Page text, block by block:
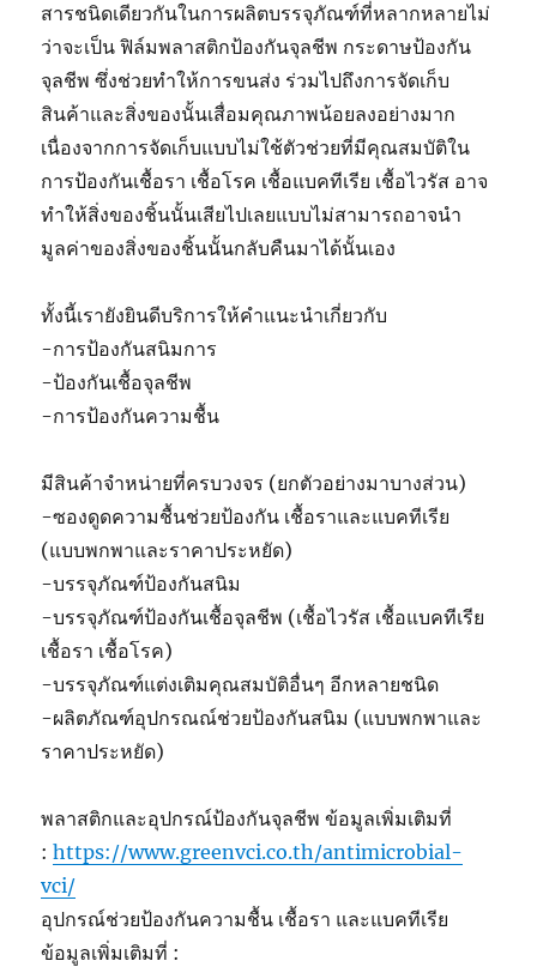
สารชนิดเดียวกันในการผลิตบรรจุภัณฑ์ที่หลากหลายไม่
ว่าจะเป็น ฟิล์มพลาสติกป้องกันจุลชีพ กระดาษป้องกัน
จุลชีพ ซึ่งช่วยทำให้การขนส่ง ร่วมไปถึงการจัดเก็บ
สินค้าและสิ่งของนั้นเสื่อมคุณภาพน้อยลงอย่างมาก
เนื่องจากการจัดเก็บแบบไม่ใช้ตัวช่วยที่มีคุณสมบัติใน
การป้องกันเชื้อรา เชื้อโรค เชื้อแบคทีเรีย เชื้อไวรัส อาจ
ทำให้สิ่งของชิ้นนั้นเสียไปเลยแบบไม่สามารถอาจนำ
มูลค่าของสิ่งของชิ้นนั้นกลับคืนมาได้นั้นเอง
ทั้งนี้เรายังยินดีบริการให้คำแนะนำเกี่ยวกับ
-การป้องกันสนิมการ
-ป้องกันเชื้อจุลชีพ
-การป้องกันความชื้น
มีสินค้าจำหน่ายที่ครบวงจร (ยกตัวอย่างมาบางส่วน)
-ซองดูดความชื้นช่วยป้องกัน เชื้อราและแบคทีเรีย
(แบบพกพาและราคาประหยัด)
-บรรจุภัณฑ์ป้องกันสนิม
-บรรจุภัณฑ์ป้องกันเชื้อจุลชีพ (เชื้อไวรัส เชื้อแบคทีเรีย
เชื้อรา เชื้อโรค)
-บรรจุภัณฑ์แต่งเติมคุณสมบัติอื่นๆ อีกหลายชนิด
-ผลิตภัณฑ์อุปกรณณ์ช่วยป้องกันสนิม (แบบพกพาและ
ราคาประหยัด)
พลาสติกและอุปกรณ์ป้องกันจุลชีพ ข้อมูลเพิ่มเติมที่
:https://www.greenvci.co.th/antimicrobial-
vci/
อุปกรณ์ช่วยป้องกันความชื้น เชื้อรา และแบคทีเรีย
ข้อมูลเพิ่มเติมที่ :